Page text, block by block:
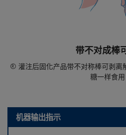
带不对成棒
® 灌注后固化产品带不对称棒可剥离
糖一样食用
机器输出指示